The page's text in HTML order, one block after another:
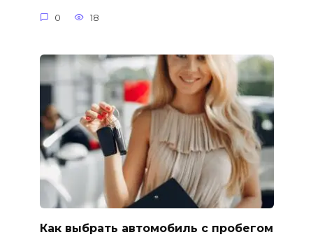
0 18
Как выбрать автомобиль с пробегом